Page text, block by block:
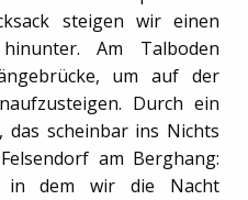
steigen wir einen
Am Talboden
um auf der
Durch ein
das scheinbar ins Nichts
am Berghang:
in dem wir die Nacht